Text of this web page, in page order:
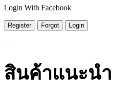
Login With Facebook
สินค้าแนะนำ